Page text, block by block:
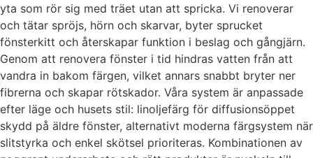
yta som rör sig med träet utan att spricka. Vi renoverar
och tätar spröjs, hörn och skarvar, byter sprucket
fönsterkitt och återskapar funktion i beslag och gångjärn.
Genom att renovera fönster i tid hindras vatten från att
vandra in bakom färgen, vilket annars snabbt bryter ner
fibrerna och skapar rötskador. Våra system är anpassade
efter läge och husets stil: linoljefärg för diffusionsöppet
skydd på äldre fönster, alternativt moderna färgsystem när
slitstyrka och enkel skötsel prioriteras. Kombinationen av